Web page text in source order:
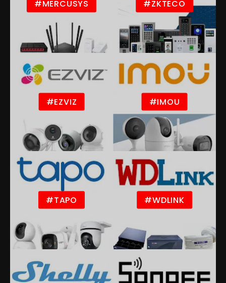
#MERCUSYS #ZKTECO
#EZVIZ #IMOU
#TAPO #WDLINK